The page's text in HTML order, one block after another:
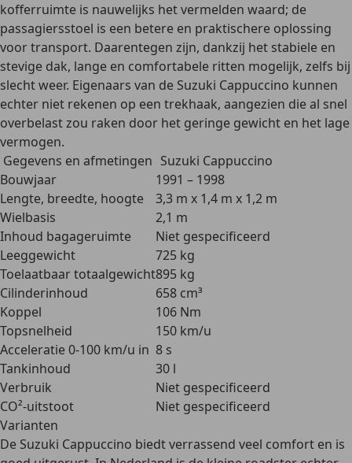
kofferruimte is nauwelijks het vermelden waard; de
passagiersstoel is een betere en praktischere oplossing
voor transport. Daarentegen zijn, dankzij het stabiele en
stevige dak, lange en comfortabele ritten mogelijk, zelfs bij
slecht weer. Eigenaars van de Suzuki Cappuccino kunnen
echter niet rekenen op een trekhaak, aangezien die al snel
overbelast zou raken door het geringe gewicht en het lage
vermogen.
Gegevens en afmetingen Suzuki Cappuccino
Bouwjaar
1991 – 1998
Lengte, breedte, hoogte
3,3 m x 1,4 m x 1,2 m
Wielbasis
2,1 m
Inhoud bagageruimte
Niet gespecificeerd
Leeggewicht
725 kg
Toelaatbaar totaalgewicht895 kg
Cilinderinhoud
658 cm³
Koppel
106 Nm
Topsnelheid
150 km/u
Acceleratie 0-100 km/u in 8 s
Tankinhoud
30 l
Verbruik
Niet gespecificeerd
CO²-uitstoot
Niet gespecificeerd
Varianten
De Suzuki Cappuccino biedt verrassend veel comfort en is